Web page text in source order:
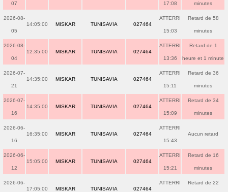
07 17:08 minutes
2026-08-
05
14:05:00 MISKAR TUNISAVIA 027464
ATTERRI
15:03
Retard de 58
minutes
2026-08-
04
12:35:00 MISKAR TUNISAVIA 027464
ATTERRI
13:36
Retard de 1
heure et 1 minute
2026-07-
21
14:35:00 MISKAR TUNISAVIA 027464
ATTERRI
15:11
Retard de 36
minutes
2026-07-
16
14:35:00 MISKAR TUNISAVIA 027464
ATTERRI
15:09
Retard de 34
minutes
2026-06-
16
16:35:00 MISKAR TUNISAVIA 027464
ATTERRI
15:43
Aucun retard
2026-06-
12
15:05:00 MISKAR TUNISAVIA 027464
ATTERRI
15:21
Retard de 16
minutes
2026-06-
17:05:00 MISKAR TUNISAVIA 027464
ATTERRI Retard de 22